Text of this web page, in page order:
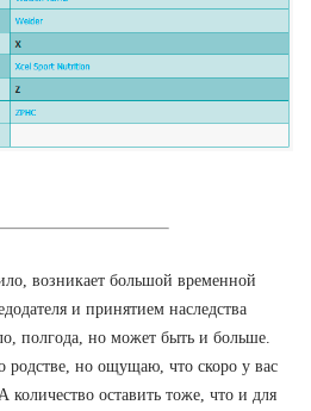
возникает большой временной
и принятием наследства
полгода, но может быть и больше.
родстве, но ощущаю, что скоро у вас
количество оставить тоже, что и для